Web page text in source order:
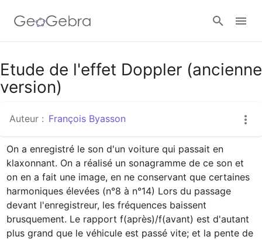
Google Classroom
Se connecter
Etude de l'effet Doppler (ancienne
version)
Auteur : François Byasson
On a enregistré le son d'un voiture qui passait en
klaxonnant. On a réalisé un sonagramme de ce son et
on en a fait une image, en ne conservant que certaines
harmoniques élevées (n°8 à n°14) Lors du passage
devant l'enregistreur, les fréquences baissent
brusquement. Le rapport f(après)/f(avant) est d'autant
plus grand que le véhicule est passé vite; et la pente de